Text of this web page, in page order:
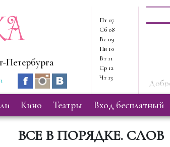
Петербурга
Пт 07
Сб 08
Вс 09
Пн 10
Вт 11
Ср 12
Чт 13
кино театры вход бесплатный
ВСЕ В ПОРЯДКЕ. СЛОВ